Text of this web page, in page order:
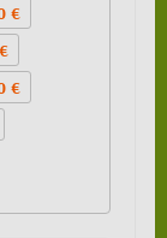
€
€